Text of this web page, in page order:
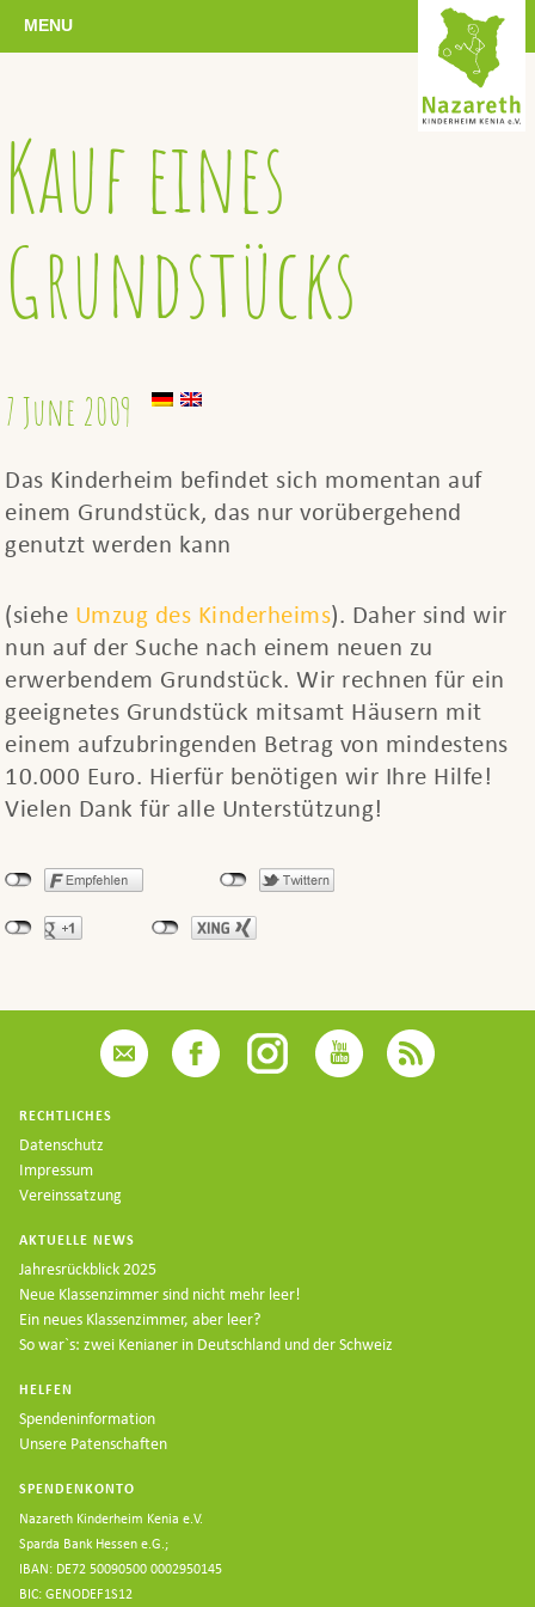
MENU
Kauf eines
Grundstücks
7 June 2009
Das Kinderheim befindet sich momentan auf
einem Grundstück, das nur vorübergehend
genutzt werden kann
(siehe Umzug des Kinderheims). Daher sind wir
nun auf der Suche nach einem neuen zu
erwerbendem Grundstück. Wir rechnen für ein
geeignetes Grundstück mitsamt Häusern mit
einem aufzubringenden Betrag von mindestens
10.000 Euro. Hierfür benötigen wir Ihre Hilfe!
Vielen Dank für alle Unterstützung!
RECHTLICHES
Datenschutz
Impressum
Vereinssatzung
AKTUELLE NEWS
Jahresrückblick 2025
Neue Klassenzimmer sind nicht mehr leer!
Ein neues Klassenzimmer, aber leer?
So war`s: zwei Kenianer in Deutschland und der Schweiz
HELFEN
Spendeninformation
Unsere Patenschaften
SPENDENKONTO
Nazareth Kinderheim Kenia e.V.
Sparda Bank Hessen e.G.;
IBAN: DE72 50090500 0002950145
BIC: GENODEF1S12